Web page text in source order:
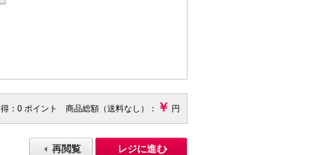
：0 ポイント 商品総額（送料なし）： ￥ 円
再閲覧 レジに進む